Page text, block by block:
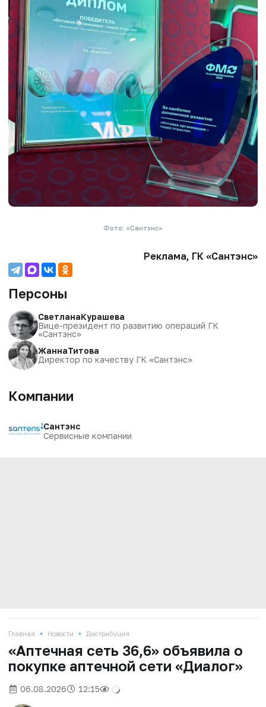
Фото: «Сантэнс»
Реклама, ГК «Сантэнс»
Персоны
СветланаКурашева
Вице-президент по развитию операций ГК
«Сантэнс»
ЖаннаТитова
Директор по качеству ГК «Сантэнс»
Компании
Сантэнс
Сервисные компании
Главная • Новости • Дистрибуция
«Аптечная сеть 36,6» объявила о
покупке аптечной сети «Диалог»
06.08.2026 12:15